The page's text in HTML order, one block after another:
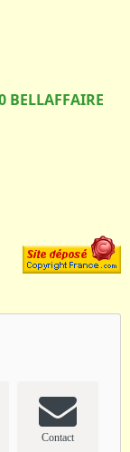
BELLAFFAIRE
Contact